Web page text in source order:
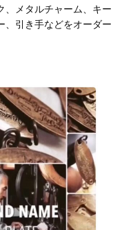
、メタルチャーム、キー
、引き手などをオーダー